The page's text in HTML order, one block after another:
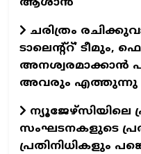
ചരിത്രം
ടാലെന്റ്റ്’
അനശ്വരമാക്കാൻ
അവരും എത്തുന്നു
ന്യൂജേഴ്സിയിലെ
സംഘടനകളുടെ
പ്രതിനിധികളും